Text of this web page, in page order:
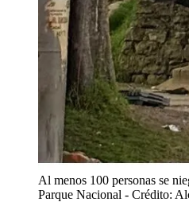
Al menos 100 personas se
Parque Nacional - Crédito: